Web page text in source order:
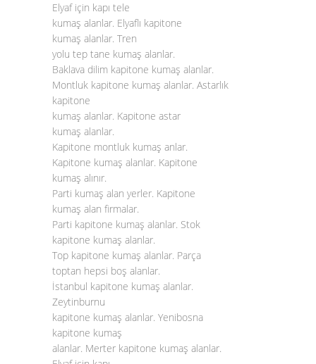
Elyaf için kapı tele
kumaş alanlar. Elyaflı kapitone
kumaş alanlar. Tren
yolu tep tane kumaş alanlar.
Baklava dilim kapitone kumaş alanlar.
Montluk kapitone kumaş alanlar. Astarlık
kapitone
kumaş alanlar. Kapitone astar
kumaş alanlar.
Kapitone montluk kumaş anlar.
Kapitone kumaş alanlar. Kapitone
kumaş alınır.
Parti kumaş alan yerler. Kapitone
kumaş alan firmalar.
Parti kapitone kumaş alanlar. Stok
kapitone kumaş alanlar.
Top kapitone kumaş alanlar. Parça
toptan hepsi boş alanlar.
İstanbul kapitone kumaş alanlar.
Zeytinburnu
kapitone kumaş alanlar. Yenibosna
kapitone kumaş
alanlar. Merter kapitone kumaş alanlar.